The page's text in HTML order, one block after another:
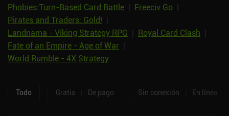
Phobies:Turn-Based Card Battle
Freeciv Go
Pirates and Traders: Gold!
Landnama - Viking Strategy RPG
Royal Card Clash
Fate of an Empire - Age of War
World Rumble - 4X Strategy
Todo Gratis De pago Sin conexión En línea